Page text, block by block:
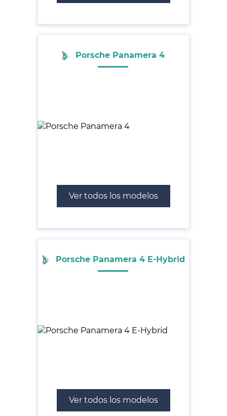
Porsche Panamera 4
Ver todos los modelos
Porsche Panamera 4 E-Hybrid
Ver todos los modelos